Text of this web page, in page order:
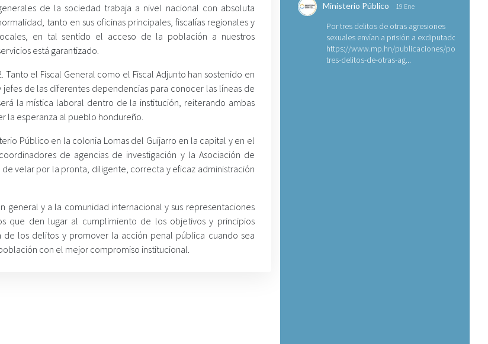
de la sociedad trabaja a nivel nacional con absoluta
tanto en sus oficinas principales, fiscalías regionales y
en tal sentido el acceso de la población a nuestros
está garantizado.
Tanto el Fiscal General como el Fiscal Adjunto han sostenido en
de las diferentes dependencias para conocer las líneas de
la mística laboral dentro de la institución, reiterando ambas
la esperanza al pueblo hondureño.
Público en la colonia Lomas del Guijarro en la capital y en el
de agencias de investigación y la Asociación de
velar por la pronta, diligente, correcta y eficaz administración
general y a la comunidad internacional y sus representaciones
que den lugar al cumplimiento de los objetivos y principios
los delitos y promover la acción penal pública cuando sea
con el mejor compromiso institucional.
Ministerio Público 19 Ene
Por tres delitos de otras agresiones
sexuales envían a prisión a exdiputado
https://www.mp.hn/publicaciones/por-
tres-delitos-de-otras-ag...